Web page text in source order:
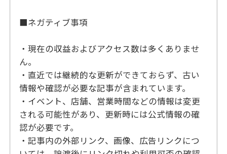
■ネガティブ事項
・現在の収益およびアクセス数は多くありませ
ん。
・直近では継続的な更新ができておらず、古い
情報や確認が必要な記事が含まれています。
・イベント、店舗、営業時間などの情報は変更
される可能性があり、更新時には公式情報の確
認が必要です。
・記事内の外部リンク、画像、広告リンクにつ